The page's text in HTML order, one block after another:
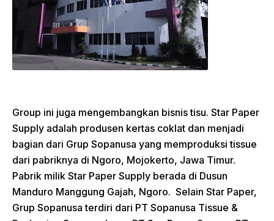
Group ini juga mengembangkan bisnis tisu. Star Paper
Supply adalah produsen kertas coklat dan menjadi
bagian dari Grup Sopanusa yang memproduksi tissue
dari pabriknya di Ngoro, Mojokerto, Jawa Timur.
Pabrik milik Star Paper Supply berada di Dusun
Manduro Manggung Gajah, Ngoro. Selain Star Paper,
Grup Sopanusa terdiri dari PT Sopanusa Tissue &